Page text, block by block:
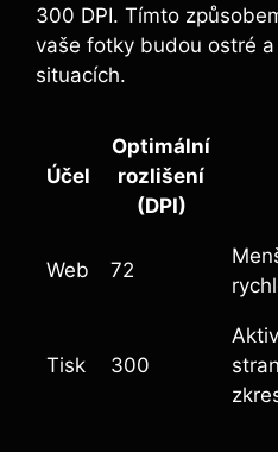
300 DPI. Tímto
vaše fotky budou ostré
situacích.
Účel
Optimální
rozlišení
(DPI)
Web 72
Tisk 300